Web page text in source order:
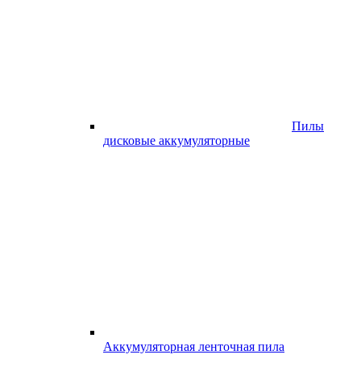
Пилы
дисковые аккумуляторные
Аккумуляторная ленточная пила